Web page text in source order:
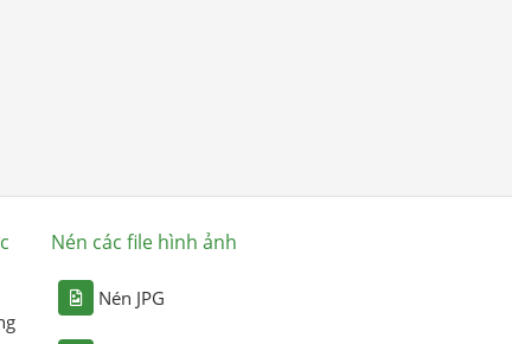
Nén các file hình ảnh
Nén JPG